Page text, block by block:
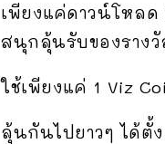
เพียงแค่ดาวน์โหลด
สนุกลุ้นรับของราง
ใช้เพียงแค่ 1 Viz
ลุ้นกันไปยาวๆ ได้ตั้